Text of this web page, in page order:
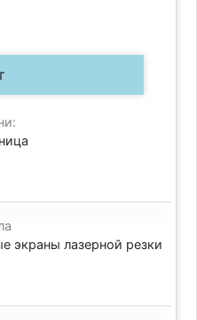
экраны лазерной резки